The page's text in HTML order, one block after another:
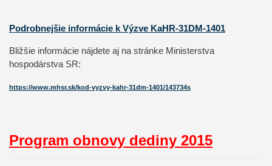
Podrobnejšie informácie k Výzve KaHR-31DM-1401
Bližšie informácie nájdete aj na stránke Ministerstva
hospodárstva SR:
https://www.mhsr.sk/kod-vyzvy-kahr-31dm-1401/143734s
Program obnovy dediny 2015